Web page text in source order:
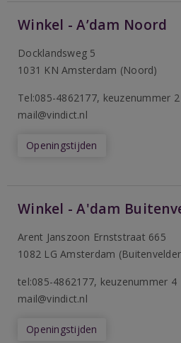
Winkel - A’dam Noord
Docklandsweg 5
1031 KN Amsterdam (Noord)
Tel:085-4862177, keuzenummer 2
mail@vindict.nl
Openingstijden
Winkel - A'dam
Arent Janszoon Ernststraat 665
1082 LG Amsterdam
tel:085-4862177, keuzenummer 4
mail@vindict.nl
Openingstijden